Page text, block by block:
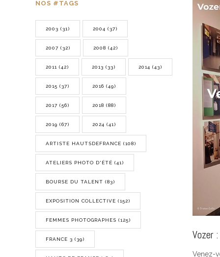
NOS #TAGS
2003 (31) 2004 (37)
2007 (32) 2008 (42)
2011 (42) 2013 (33) 2014 (43)
2015 (37) 2016 (49)
2017 (56) 2018 (88)
2019 (67) 2024 (41)
ARTISTE HAUTSDEFRANCE (108)
ATELIERS PHOTO D'ÉTÉ (41)
BOURSE DU TALENT (83)
EXPOSITION COLLECTIVE (152)
FEMMES PHOTOGRAPHES (125)
FRANCE 3 (39) Vozer
Venez-